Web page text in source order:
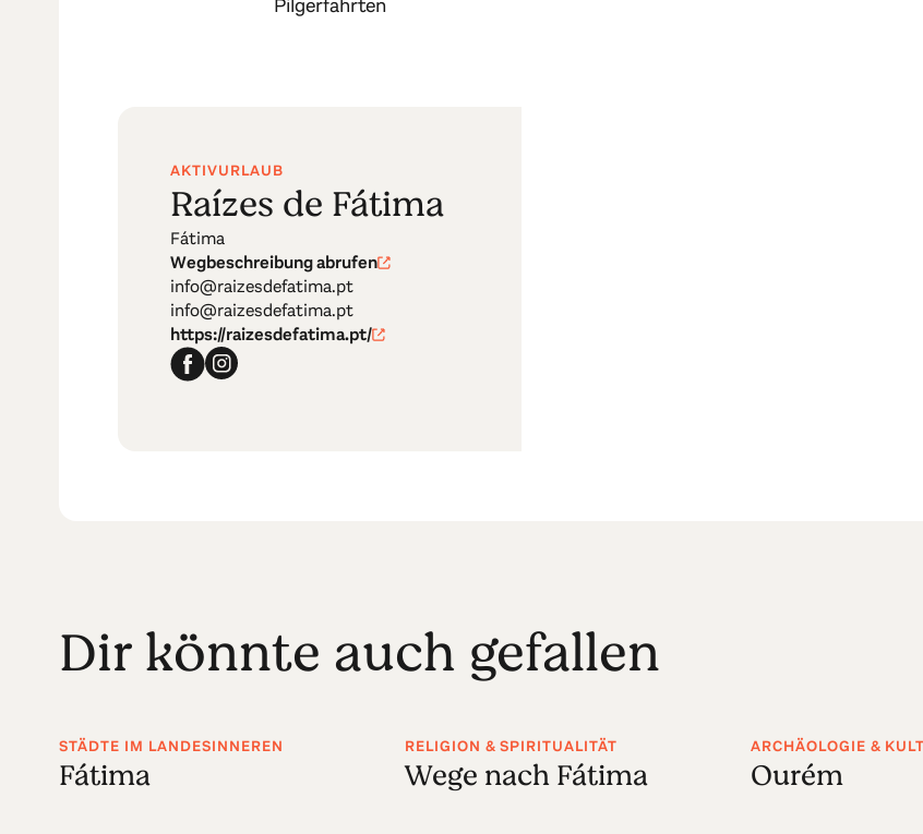
Pilgerfahrten
AKTIVURLAUB
Raízes de Fátima
Fátima
Wegbeschreibung abrufen
info@raizesdefatima.pt
info@raizesdefatima.pt
https://raizesdefatima.pt/
Dir könnte auch gefallen
STÄDTE IM LANDESINNEREN
Fátima
RELIGION & SPIRITUALITÄT
Wege nach Fátima
ARCHÄOLOGIE &
Ourém